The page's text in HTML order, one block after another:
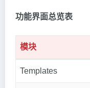
功能界面总览表
模块
Templates